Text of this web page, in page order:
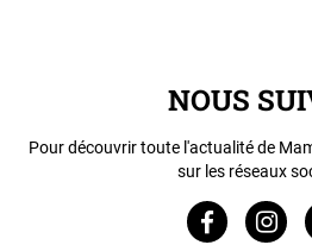
NOUS
Pour découvrir toute l'actualité de
sur les réseaux